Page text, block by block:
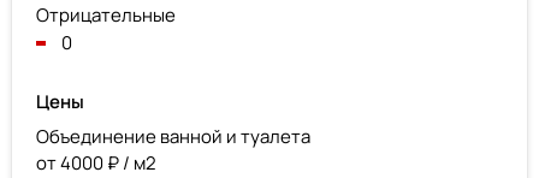
Отрицательные
0
Цены
Объединение ванной и туалета
от 4000 ₽ / м2